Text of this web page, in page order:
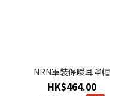
NRN軍裝保暖耳罩帽
HK$464.00